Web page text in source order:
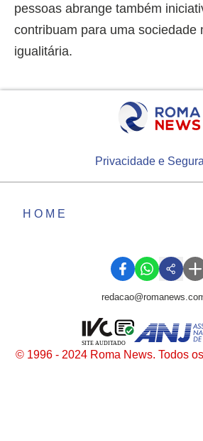
pessoas abrange também
contribuam para uma sociedade
igualitária.
Privacidade e
HOME
© 1996 - 2024 Roma News. Todos
SITE AUDITADO